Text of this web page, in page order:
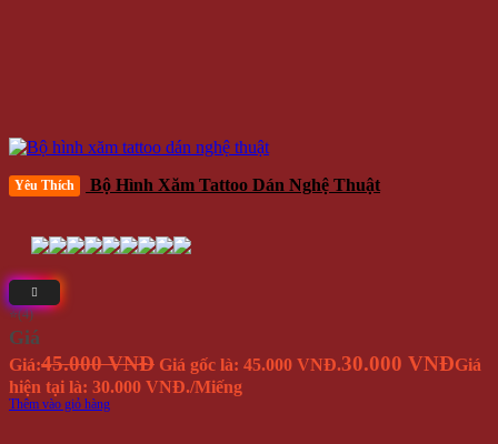
Yêu Thích Bộ Hình Xăm Tattoo Dán Nghệ Thuật
⭐(4)
Giá
Giá:45.000 VNĐ Giá gốc là: 45.000 VNĐ.30.000 VNĐGiá
hiện tại là: 30.000 VNĐ./Miếng
Thêm vào giỏ hàng